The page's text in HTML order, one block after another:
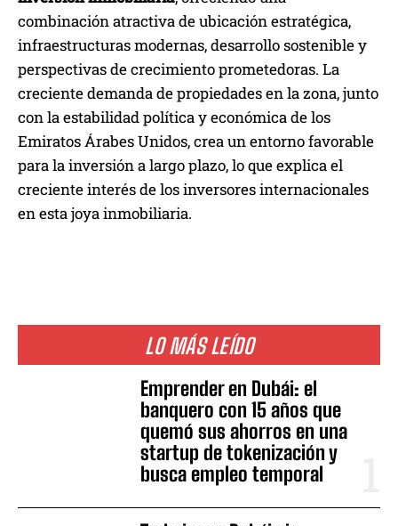
LO MÁS LEÍDO
Emprender en Dubái: el
banquero con 15 años que
quemó sus ahorros en una
startup de tokenización y
busca empleo temporal
combinación atractiva de ubicación estratégica,
infraestructuras modernas, desarrollo sostenible y
perspectivas de crecimiento prometedoras. La
creciente demanda de propiedades en la zona, junto
con la estabilidad política y económica de los
Emiratos Árabes Unidos, crea un entorno favorable
para la inversión a largo plazo, lo que explica el
creciente interés de los inversores internacionales
en esta joya inmobiliaria.